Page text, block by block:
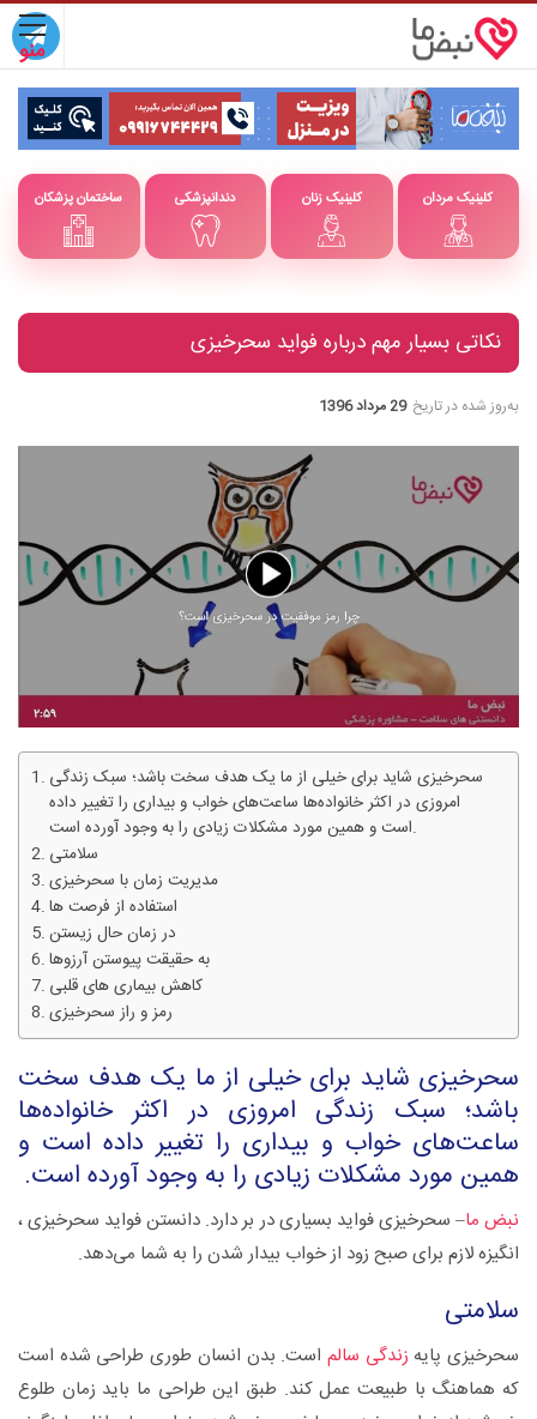
ساختمان پزشکان دندانپزشکی کلینیک زنان کلینیک مردان
نکاتی بسیار مهم درباره فواید سحرخیزی
به‌روز شده در تاریخ 29 مرداد 1396
سحرخیزی شاید برای خیلی از ما یک هدف سخت باشد؛ سبک زندگی
امروزی در اکثر خانواده‌ها ساعت‌های خواب و بیداری را تغییر داده
است و همین مورد مشکلات زیادی را به وجود آورده است.
سلامتی
مدیریت زمان با سحرخیزی
استفاده از فرصت ها
در زمان حال زیستن
به حقیقت پیوستن آرزوها
کاهش بیماری های قلبی
رمز و راز سحرخیزی
سحرخیزی شاید برای خیلی از ما یک هدف سخت
باشد؛ سبک زندگی امروزی در اکثر خانواده‌ها
ساعت‌های خواب و بیداری را تغییر داده است و
همین مورد مشکلات زیادی را به وجود آورده است.
نبض ما– سحرخیزی فواید بسیاری در بر دارد. دانستن فواید سحرخیزی ،
انگیزه لازم برای صبح زود از خواب بیدار شدن را به شما می‌دهد.
سلامتی
سحرخیزی پایه زندگی سالم است. بدن انسان طوری طراحی شده است
که هماهنگ با طبیعت عمل کند. طبق این طراحی ما باید زمان طلوع